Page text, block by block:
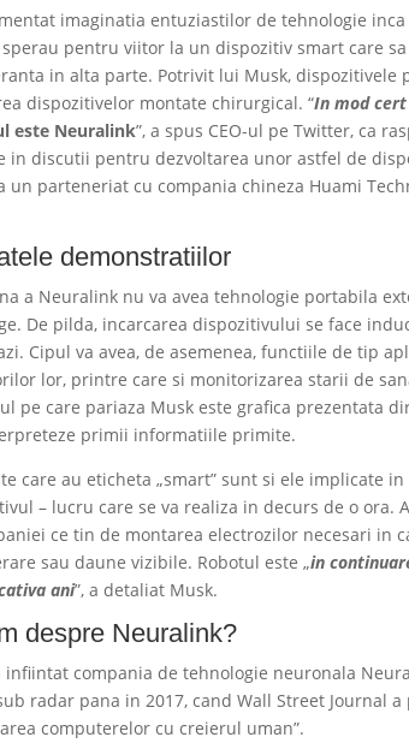
imaginatia entuziastilor de tehnologie
sperau pentru viitor la un dispozitiv smart care
in alta parte. Potrivit lui Musk, dispozitivele
dispozitivelor montate chirurgical. “In mod
este Neuralink”, a spus CEO-ul pe Twitter, ca
in discutii pentru dezvoltarea unor astfel de
un parteneriat cu compania chineza Huami
demonstratiilor
a Neuralink nu va avea tehnologie portabila
De pilda, incarcarea dispozitivului se face
Cipul va avea, de asemenea, functiile de tip
lor, printre care si monitorizarea starii de
pe care pariaza Musk este grafica prezentata
primii informatiile primite.
care au eticheta „smart” sunt si ele implicate
– lucru care se va realiza in decurs de o ora.
ce tin de montarea electrozilor necesari in
sau daune vizibile. Robotul este „in
ani”, a detaliat Musk.
despre Neuralink?
infiintat compania de tehnologie neuronala
radar pana in 2017, cand Wall Street Journal
computerelor cu creierul uman”.